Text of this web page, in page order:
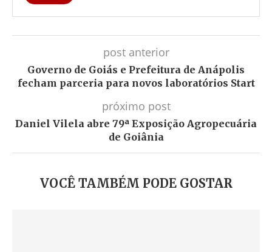
post anterior
Governo de Goiás e Prefeitura de Anápolis
fecham parceria para novos laboratórios Start
próximo post
Daniel Vilela abre 79ª Exposição Agropecuária
de Goiânia
VOCÊ TAMBÉM PODE GOSTAR